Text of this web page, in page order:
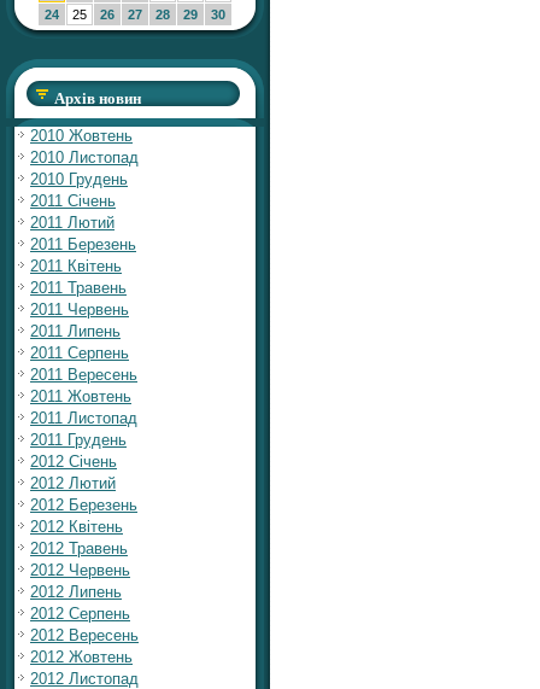
24
25 26 27 28 29 30
Архів новин
2010 Жовтень
2010 Листопад
2010 Грудень
2011 Січень
2011 Лютий
2011 Березень
2011 Квітень
2011 Травень
2011 Червень
2011 Липень
2011 Серпень
2011 Вересень
2011 Жовтень
2011 Листопад
2011 Грудень
2012 Січень
2012 Лютий
2012 Березень
2012 Квітень
2012 Травень
2012 Червень
2012 Липень
2012 Серпень
2012 Вересень
2012 Жовтень
2012 Листопад